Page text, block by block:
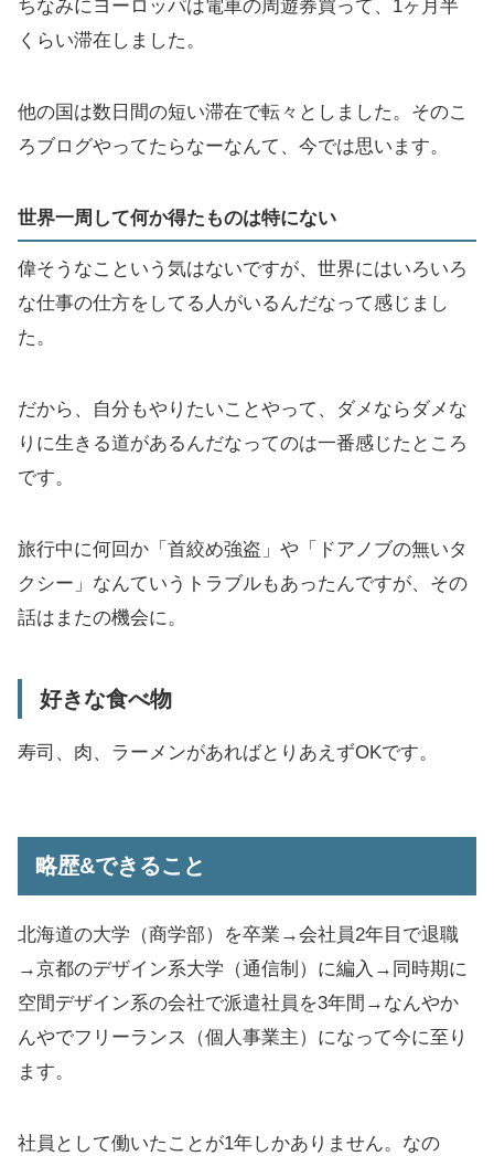
ちなみにヨーロッパは電車の周遊券買って、1ヶ月半
くらい滞在しました。
他の国は数日間の短い滞在で転々としました。そのこ
ろブログやってたらなーなんて、今では思います。
世界一周して何か得たものは特にない
偉そうなこという気はないですが、世界にはいろいろ
な仕事の仕方をしてる人がいるんだなって感じまし
た。
だから、自分もやりたいことやって、ダメならダメな
りに生きる道があるんだなってのは一番感じたところ
です。
旅行中に何回か「首絞め強盗」や「ドアノブの無いタ
クシー」なんていうトラブルもあったんですが、その
話はまたの機会に。
好きな食べ物
寿司、肉、ラーメンがあればとりあえずOKです。
略歴&できること
北海道の大学（商学部）を卒業→会社員2年目で退職
→京都のデザイン系大学（通信制）に編入→同時期に
空間デザイン系の会社で派遣社員を3年間→なんやか
んやでフリーランス（個人事業主）になって今に至り
ます。
社員として働いたことが1年しかありません。なの